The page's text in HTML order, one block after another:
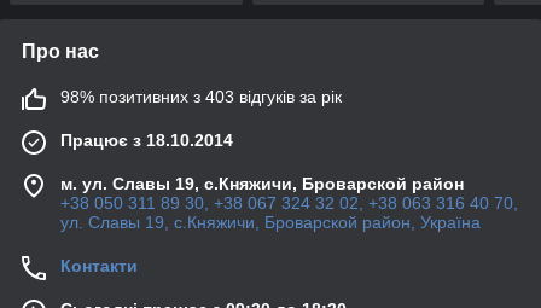
Про нас
98% позитивних з 403 відгуків за рік
Працює з 18.10.2014
м. ул. Славы 19, с.Княжичи, Броварской район
+38 050 311 89 30, +38 067 324 32 02, +38 063 316 40 70,
ул. Славы 19, с.Княжичи, Броварской район, Україна
Контакти